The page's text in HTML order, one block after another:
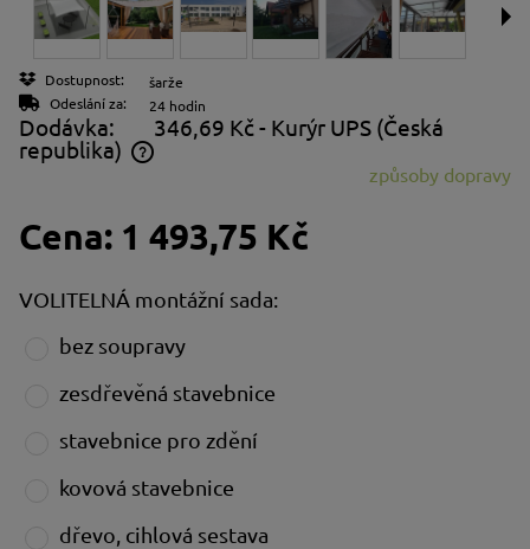
Dostupnost:
šarže
Odeslání za:
24 hodin
Dodávka: 346,69 Kč - Kurýr UPS (Česká
republika)
způsoby dopravy
Cena: 1 493,75 Kč
VOLITELNÁ montážní sada:
bez soupravy
zesdřevěná stavebnice
stavebnice pro zdění
kovová stavebnice
dřevo, cihlová sestava